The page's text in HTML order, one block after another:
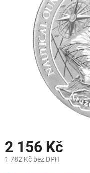
hvězdiček.
2 156 Kč
1 782 Kč bez DPH